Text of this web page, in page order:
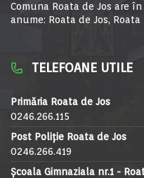
Comuna Roata de Jos are
anume: Roata de Jos, Roata
TELEFOANE UTILE
Primăria Roata de Jos
0246.266.115
Post Poliție Roata de Jos
0246.266.419
Școala Gimnaziala nr.1 -